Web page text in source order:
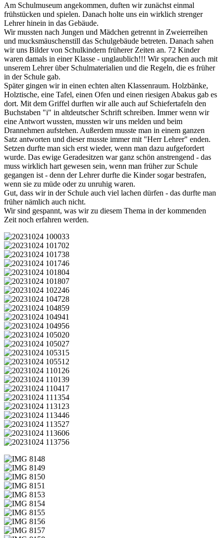
Am Schulmuseum angekommen, duften wir zunächst einmal
frühstücken und spielen. Danach holte uns ein wirklich strenger
Lehrer hinein in das Gebäude.
Wir mussten nach Jungen und Mädchen getrennt in Zweierreihen
und mucksmäuschenstill das Schulgebäude betreten. Danach sahen
wir uns Bilder von Schulkindern früherer Zeiten an. 72 Kinder
waren damals in einer Klasse - unglaublich!!! Wir sprachen auch mit
unserem Lehrer über Schulmaterialien und die Regeln, die es früher
in der Schule gab.
Später gingen wir in einen echten alten Klassenraum. Holzbänke,
Holztische, eine Tafel, einen Ofen und einen riesigen Abakus gab es
dort. Mit dem Griffel durften wir alle auch auf Schiefertafeln den
Buchstaben "i" in altdeutscher Schrift schreiben. Immer wenn wir
eine Antwort wussten, mussten wir uns melden und beim
Drannehmen aufstehen. Außerdem musste man in einem ganzen
Satz antworten und dieser musste immer mit "Herr Lehrer" enden.
Setzen durfte man sich erst wieder, wenn man dazu aufgefordert
wurde. Das ewige Geradesitzen war ganz schön anstrengend - das
muss wirklich hart gewesen sein, wenn man früher zur Schule
gegangen ist - denn der Lehrer durfte die Kinder sogar bestrafen,
wenn sie zu müde oder zu unruhig waren.
Gut, dass wir in der Schule auch viel lachen dürfen - das durfte man
früher nämlich auch nicht.
Wir sind gespannt, was wir zu diesem Thema in der kommenden
Zeit noch erfahren werden.